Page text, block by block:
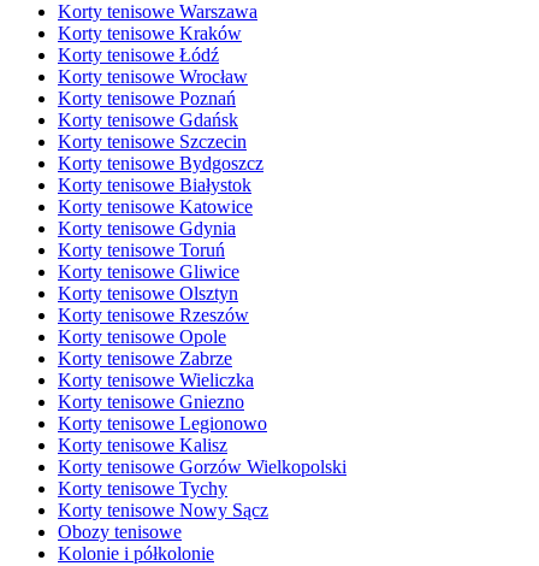
Korty tenisowe Warszawa
Korty tenisowe Kraków
Korty tenisowe Łódź
Korty tenisowe Wrocław
Korty tenisowe Poznań
Korty tenisowe Gdańsk
Korty tenisowe Szczecin
Korty tenisowe Bydgoszcz
Korty tenisowe Białystok
Korty tenisowe Katowice
Korty tenisowe Gdynia
Korty tenisowe Toruń
Korty tenisowe Gliwice
Korty tenisowe Olsztyn
Korty tenisowe Rzeszów
Korty tenisowe Opole
Korty tenisowe Zabrze
Korty tenisowe Wieliczka
Korty tenisowe Gniezno
Korty tenisowe Legionowo
Korty tenisowe Kalisz
Korty tenisowe Gorzów Wielkopolski
Korty tenisowe Tychy
Korty tenisowe Nowy Sącz
Obozy tenisowe
Kolonie i półkolonie